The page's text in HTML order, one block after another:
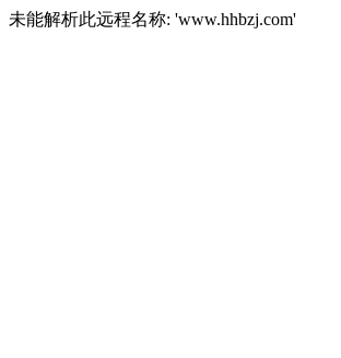
未能解析此远程名称: 'www.hhbzj.com'